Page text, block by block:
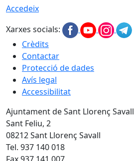
Accedeix
Xarxes socials:
Crèdits
Contactar
Protecció de dades
Avís legal
Accessibilitat
Ajuntament de Sant Llorenç Savall
Sant Feliu, 2
08212 Sant Llorenç Savall
Tel. 937 140 018